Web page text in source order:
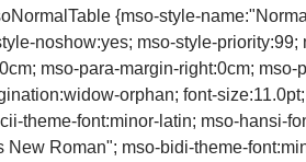
{mso-style-
noshow:yes; mso-style-
mso-para-margin-right:0cm;
orphan; font-
theme-font:minor-latin; mso-hansi-
New Roman"; mso-bidi-theme-